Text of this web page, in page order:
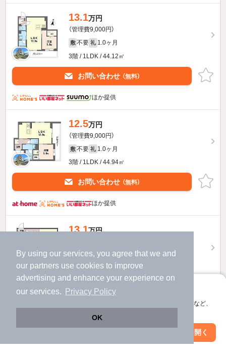
By using our services, you agree that we and
our partners use cookies to improve
advertising and enhance your experience on
our services.
Privacy Policy
OK
アプリに切り替えて、サクサクお部屋探し
会員登録なしですぐ使える。マップ検索やお気に入り保存など、
アプリを開く
13.1万円
（管理費9,000円）
敷 不要 礼 1.0ヶ月
3階 / 1LDK / 44.12㎡
お問い合わせ （無料）
ほか提供
12.5万円
（管理費9,000円）
敷 不要 礼 1.0ヶ月
3階 / 1LDK / 44.94㎡
お問い合わせ （無料）
ほか提供
13.1万円
敷 不要 礼 2.0ヶ月
3階 / 1LDK / 47.2㎡
お問い合わせ
提供
絞り込み条件を変更